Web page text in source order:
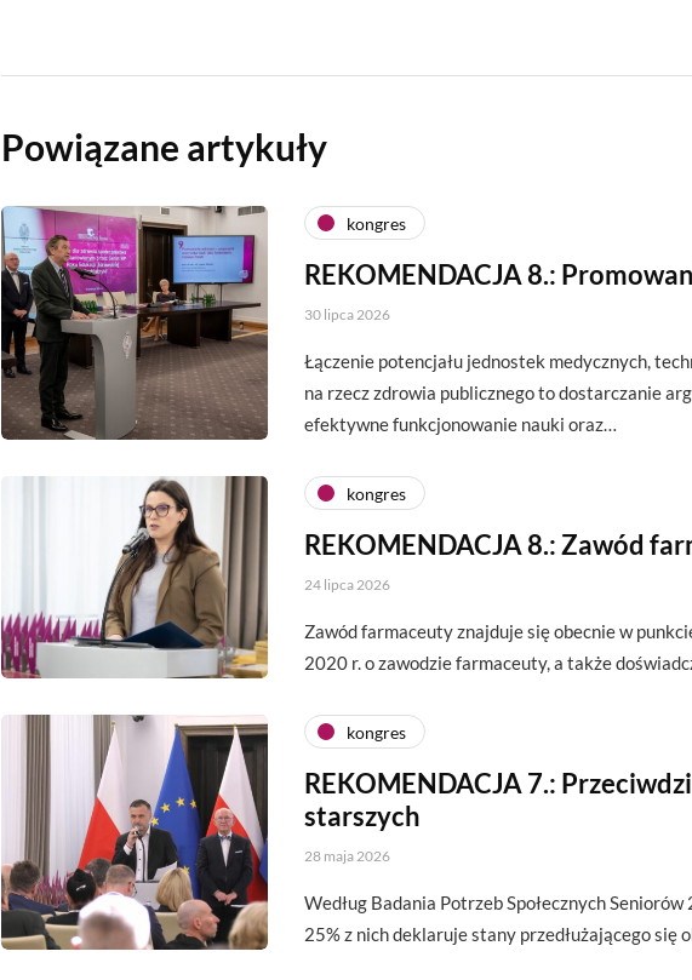
Powiązane artykuły
kongres
REKOMENDACJA 8.:
30 lipca 2026
Łączenie potencjału jednostek medycznych,
na rzecz zdrowia publicznego to dostarczanie
efektywne funkcjonowanie nauki oraz…
kongres
REKOMENDACJA 8.: Zawód
24 lipca 2026
Zawód farmaceuty znajduje się obecnie w
2020 r. o zawodzie farmaceuty, a także
kongres
REKOMENDACJA 7.:
starszych
28 maja 2026
Według Badania Potrzeb Społecznych
25% z nich deklaruje stany przedłużającego się